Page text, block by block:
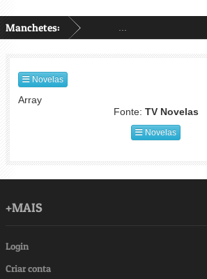
Manchetes:
Novelas
Array
Fonte: TV Novelas
Novelas
+MAIS
Login
Criar conta